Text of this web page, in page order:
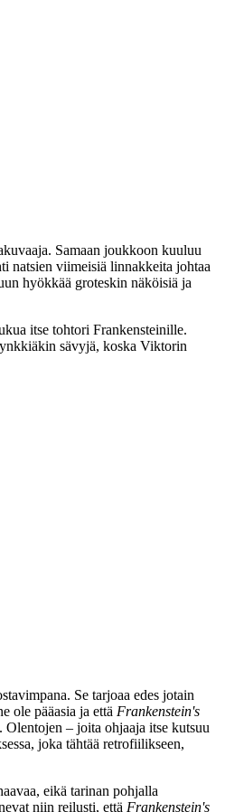
Samaan joukkoon kuuluu
natsien viimeisiä linnakkeita johtaa
hyökkää groteskin näköisiä ja
itse tohtori Frankensteinille.
sävyjä, koska Viktorin
Se tarjoaa edes jotain
ole pääasia ja että Frankenstein's
– joita ohjaaja itse kutsuu
joka tähtää retrofiilikseen,
eikä tarinan pohjalla
niin reilusti, että Frankenstein's